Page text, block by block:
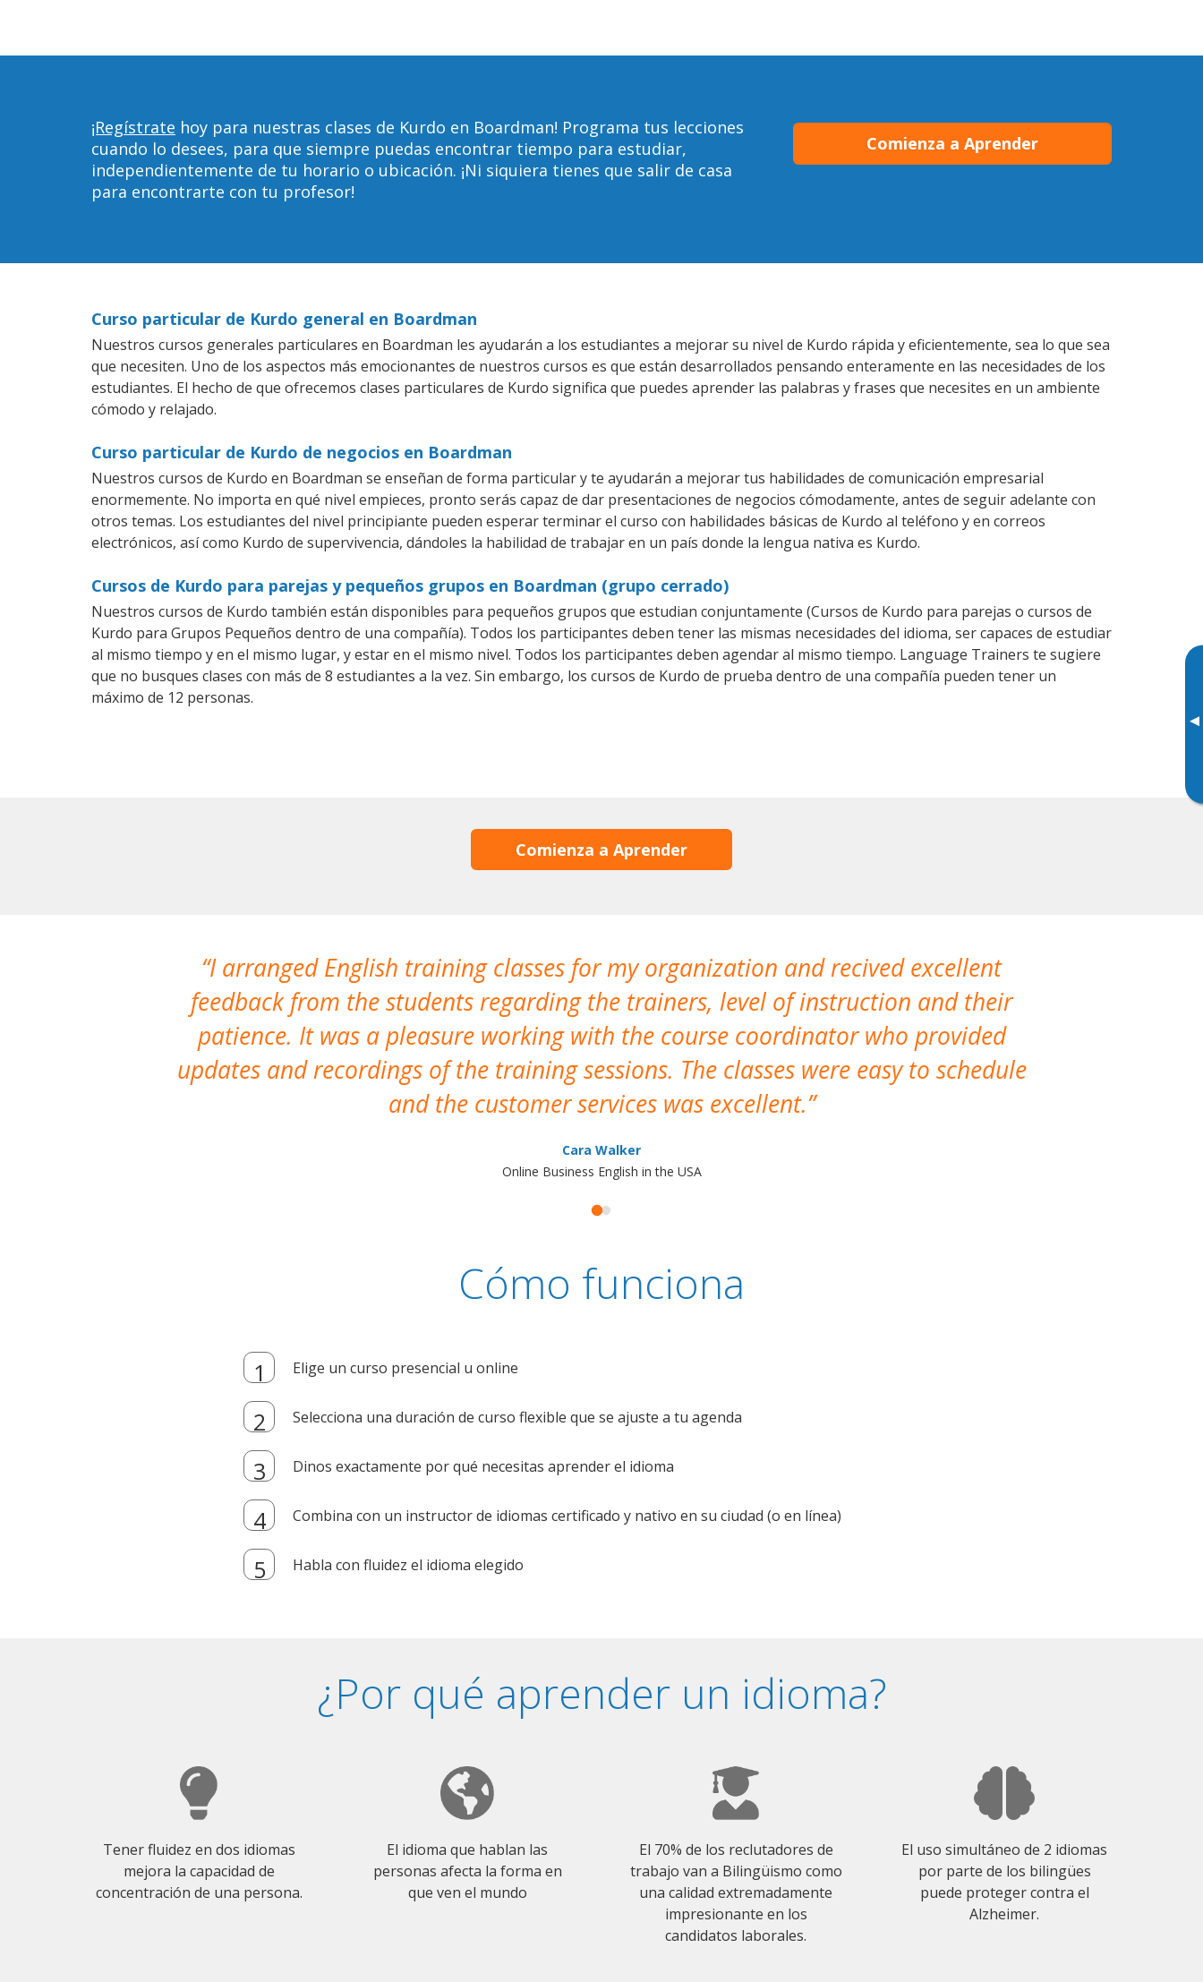
▸
¡Regístrate hoy para nuestras clases de Kurdo en Boardman! Programa tus lecciones
cuando lo desees, para que siempre puedas encontrar tiempo para estudiar,
independientemente de tu horario o ubicación. ¡Ni siquiera tienes que salir de casa
para encontrarte con tu profesor!
Comienza a Aprender
Curso particular de Kurdo general en Boardman
Nuestros cursos generales particulares en Boardman les ayudarán a los estudiantes a mejorar su nivel de Kurdo rápida y eficientemente, sea lo que sea
que necesiten. Uno de los aspectos más emocionantes de nuestros cursos es que están desarrollados pensando enteramente en las necesidades de los
estudiantes. El hecho de que ofrecemos clases particulares de Kurdo significa que puedes aprender las palabras y frases que necesites en un ambiente
cómodo y relajado.
Curso particular de Kurdo de negocios en Boardman
Nuestros cursos de Kurdo en Boardman se enseñan de forma particular y te ayudarán a mejorar tus habilidades de comunicación empresarial
enormemente. No importa en qué nivel empieces, pronto serás capaz de dar presentaciones de negocios cómodamente, antes de seguir adelante con
otros temas. Los estudiantes del nivel principiante pueden esperar terminar el curso con habilidades básicas de Kurdo al teléfono y en correos
electrónicos, así como Kurdo de supervivencia, dándoles la habilidad de trabajar en un país donde la lengua nativa es Kurdo.
Cursos de Kurdo para parejas y pequeños grupos en Boardman (grupo cerrado)
Nuestros cursos de Kurdo también están disponibles para pequeños grupos que estudian conjuntamente (Cursos de Kurdo para parejas o cursos de
Kurdo para Grupos Pequeños dentro de una compañía). Todos los participantes deben tener las mismas necesidades del idioma, ser capaces de estudiar
al mismo tiempo y en el mismo lugar, y estar en el mismo nivel. Todos los participantes deben agendar al mismo tiempo. Language Trainers te sugiere
que no busques clases con más de 8 estudiantes a la vez. Sin embargo, los cursos de Kurdo de prueba dentro de una compañía pueden tener un
máximo de 12 personas.
Comienza a Aprender
I arranged English training classes for my organization and recived excellent
feedback from the students regarding the trainers, level of instruction and their
patience. It was a pleasure working with the course coordinator who provided
updates and recordings of the training sessions. The classes were easy to schedule
and the customer services was excellent.
Cara Walker
Online Business English in the USA
Cómo funciona
Elige un curso presencial u online
Selecciona una duración de curso flexible que se ajuste a tu agenda
Dinos exactamente por qué necesitas aprender el idioma
Combina con un instructor de idiomas certificado y nativo en su ciudad (o en línea)
Habla con fluidez el idioma elegido
¿Por qué aprender un idioma?
Tener fluidez en dos idiomas
mejora la capacidad de
concentración de una persona.
El idioma que hablan las
personas afecta la forma en
que ven el mundo
El 70% de los reclutadores de
trabajo van a Bilingüismo como
una calidad extremadamente
impresionante en los
candidatos laborales.
El uso simultáneo de 2 idiomas
por parte de los bilingües
puede proteger contra el
Alzheimer.